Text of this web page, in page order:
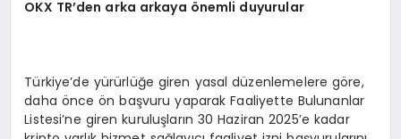
OKX TR’den arka arkaya önemli duyurular
Türkiye’de yürürlüğe giren yasal düzenlemelere göre,
daha önce ön başvuru yaparak Faaliyette Bulunanlar
Listesi’ne giren kuruluşların 30 Haziran 2025’e kadar